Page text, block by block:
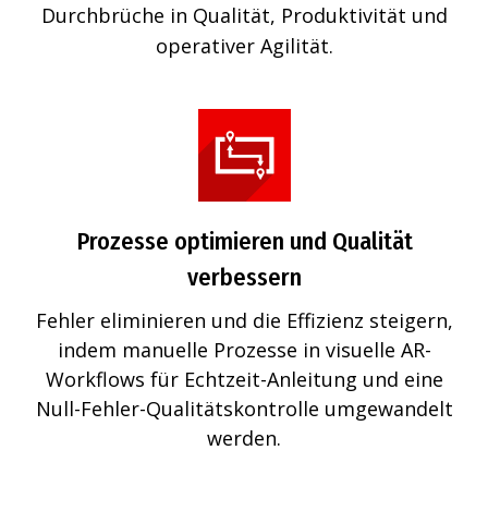
Durchbrüche in Qualität, Produktivität und
operativer Agilität.
Prozesse optimieren und Qualität
verbessern
Fehler eliminieren und die Effizienz steigern,
indem manuelle Prozesse in visuelle AR-
Workflows für Echtzeit-Anleitung und eine
Null-Fehler-Qualitätskontrolle umgewandelt
werden.